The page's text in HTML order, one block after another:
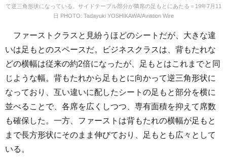
て逆三角形状になっている。サイドテーブル部分が隣席の足もとにあたる＝19年7月11
日 PHOTO: Tadayuki YOSHIKAWA/Aviation Wire
ファーストクラスと見紛うほどのシートだが、大きな違
いは足もとのスペースだ。ビジネスクラスは、背もたれな
どの横幅は従来の約2倍になったが、足もとはこれまでと同
じような幅。背もたれから足もとに向かって逆三角形状に
なっており、互い違いに配したシートの足もと部分を横に
並べることで、各席を広くしつつ、専有面積を抑えて席数
も確保した。一方、ファーストは背もたれの横幅が足もと
まで長方形状にそのまま伸びており、足もとも広々として
いる。